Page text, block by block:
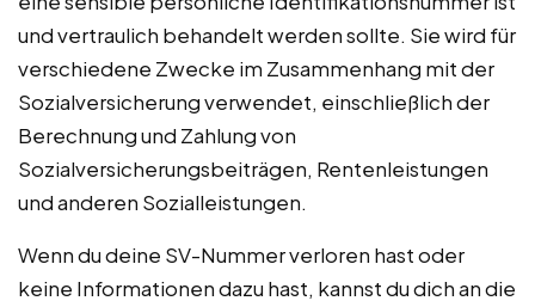
und vertraulich behandelt werden sollte. Sie wird für
verschiedene Zwecke im Zusammenhang mit der
Sozialversicherung verwendet, einschließlich der
Berechnung und Zahlung von
Sozialversicherungsbeiträgen, Rentenleistungen
und anderen Sozialleistungen.
Wenn du deine SV-Nummer verloren hast oder
keine Informationen dazu hast, kannst du dich an die